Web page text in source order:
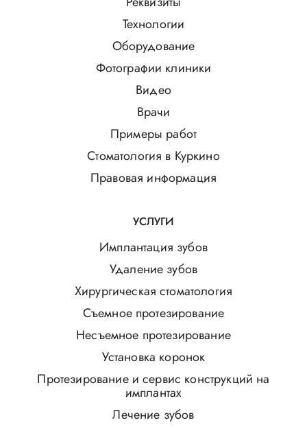
Технологии
Оборудование
Фотографии клиники
Видео
Врачи
Примеры работ
Стоматология в Куркино
Правовая информация
УСЛУГИ
Имплантация зубов
Удаление зубов
Хирургическая стоматология
Съемное протезирование
Несъемное протезирование
Установка коронок
Протезирование и сервис конструкций на
имплантах
Лечение зубов